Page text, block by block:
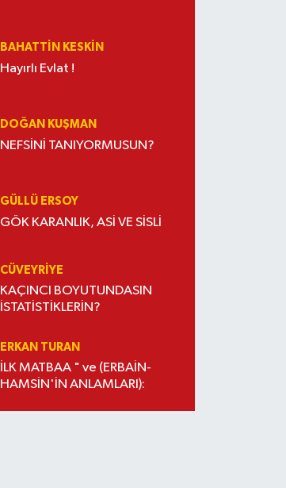
BAHATTIN KESKİN
Hayırlı Evlat !
DOĞAN KUŞMAN
NEFSİNİ TANIYORMUSUN?
GÜLLÜ ERSOY
GÖK KARANLIK, ASİ VE SİSLİ
CÜVEYRIYE
KAÇINCI BOYUTUNDASIN
İSTATİSTİKLERİN?
ERKAN TURAN
İLK MATBAA " ve (ERBAİN-
HAMSİN'İN ANLAMLARI):